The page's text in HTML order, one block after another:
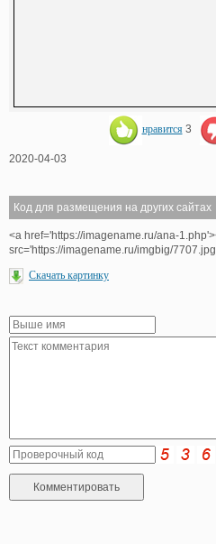
нравится 3
2020-04-03
Код для размещения на других сайтах
<a href='https://imagename.ru/ana-
src='https://imagename.ru/imgbig/
Скачать картинку